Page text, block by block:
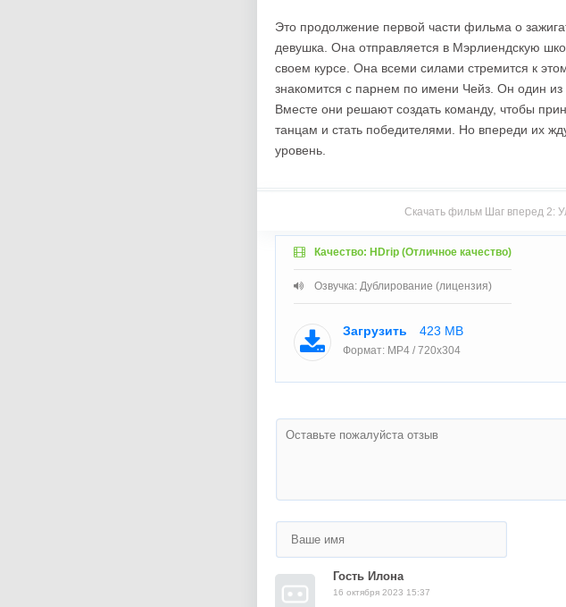
Это продолжение первой части фильма о
девушка. Она отправляется в Мэрлиендскую
своем курсе. Она всеми силами стремится к
знакомится с парнем по имени Чейз. Он один
Вместе они решают создать команду, чтобы
танцам и стать победителями. Но впереди их
уровень.
Скачать фильм Шаг вперед 2:
Качество: HDrip (Отличное качество)
Озвучка: Дублирование (лицензия)
Загрузить 423 MB
Формат: MP4 / 720x304
Гость Илона
16 октября 2023 15:37